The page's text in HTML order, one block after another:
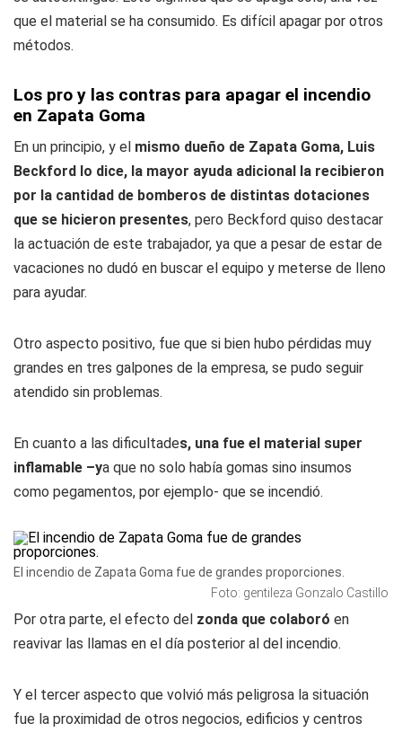
que el material se ha consumido. Es difícil apagar por otros
métodos.
Los pro y las contras para apagar el incendio
en Zapata Goma
En un principio, y el mismo dueño de Zapata Goma, Luis
Beckford lo dice, la mayor ayuda adicional la recibieron
por la cantidad de bomberos de distintas dotaciones
que se hicieron presentes, pero Beckford quiso destacar
la actuación de este trabajador, ya que a pesar de estar de
vacaciones no dudó en buscar el equipo y meterse de lleno
para ayudar.
Otro aspecto positivo, fue que si bien hubo pérdidas muy
grandes en tres galpones de la empresa, se pudo seguir
atendido sin problemas.
En cuanto a las dificultades, una fue el material super
inflamable –ya que no solo había gomas sino insumos
como pegamentos, por ejemplo- que se incendió.
El incendio de Zapata Goma fue de grandes proporciones.
Foto: gentileza Gonzalo Castillo
Por otra parte, el efecto del zonda que colaboró en
reavivar las llamas en el día posterior al del incendio.
Y el tercer aspecto que volvió más peligrosa la situación
fue la proximidad de otros negocios, edificios y centros